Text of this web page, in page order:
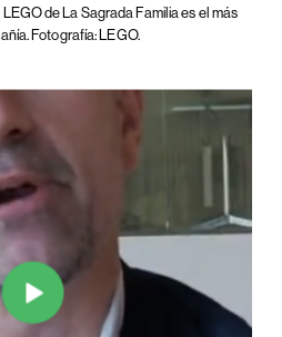
LEGO de La Sagrada Familia es el más
Fotografía: LEGO.